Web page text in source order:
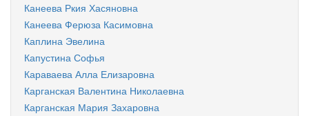
Канеева Ркия Хасяновна
Канеева Ферюза Касимовна
Каплина Эвелина
Капустина Софья
Караваева Алла Елизаровна
Карганская Валентина Николаевна
Карганская Мария Захаровна